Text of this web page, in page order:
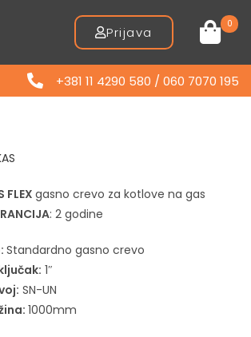
Prijava 0
+381 11 4290 580 / 060 7070 195
FLEXgasno crevo za kotlove na gas
: 2 godine
Standardno gasno crevo
1″
SN-UN
1000mm